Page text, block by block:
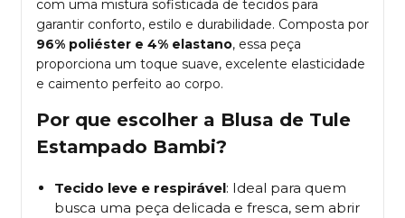
com uma mistura sofisticada de tecidos para
garantir conforto, estilo e durabilidade. Composta por
96% poliéster e 4% elastano, essa peça
proporciona um toque suave, excelente elasticidade
e caimento perfeito ao corpo.
Por que escolher a Blusa de Tule
Estampado Bambi?
Tecido leve e respirável: Ideal para quem
busca uma peça delicada e fresca, sem abrir